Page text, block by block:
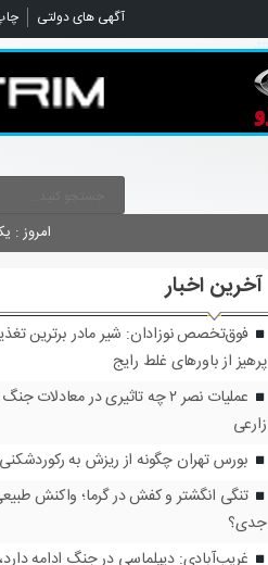
آگهی های دولتی
امروز : یکشنبه,
آخرین اخبار
فوق‌تخصص نوزادان: شیر مادر برترین
پرهیز از باورهای غلط رایج
عملیات نصر ۲ چه تاثیری در
زارعی
بورس تهران چگونه از ریزش به
تنگی انگشتر و کفش در گرما؛ واکنش
جدی؟
غریب‌آبادی: دیپلماسی در جنگ ادامه دارد،